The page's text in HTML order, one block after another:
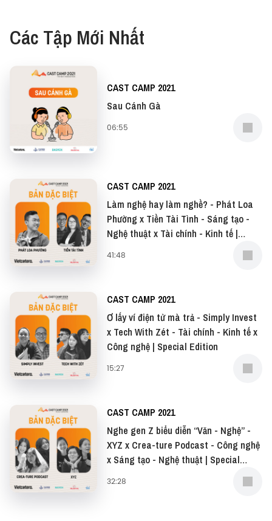
Các Tập Mới Nhất
CAST CAMP 2021
Sau Cánh Gà
06:55
CAST CAMP 2021
Làm nghệ hay làm nghề? - Phát Loa
Phường x Tiền Tài Tình - Sáng tạo -
Nghệ thuật x Tài chính - Kinh tế |
41:48
CAST CAMP 2021
Ơ lấy ví điện tử mà trả - Simply Invest
x Tech With Zét - Tài chính - Kinh tế x
Công nghệ | Special Edition
15:27
CAST CAMP 2021
Nghe gen Z biểu diễn “Văn - Nghệ” -
XYZ x Crea-ture Podcast - Công nghệ
x Sáng tạo - Nghệ thuật | Special
32:28